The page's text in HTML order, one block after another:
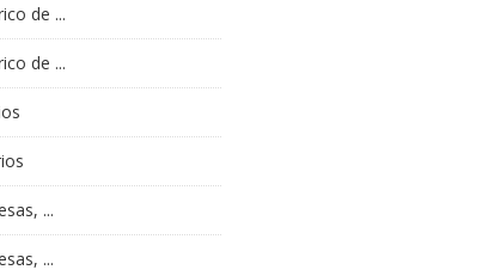
de ...
de ...
...
...